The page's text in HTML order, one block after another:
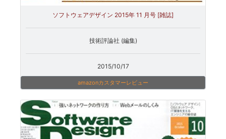
ソフトウェアデザイン 2015年 11 月号 [雑誌]
技術評論社 (編集)
2015/10/17
amazonカスタマーレビュー